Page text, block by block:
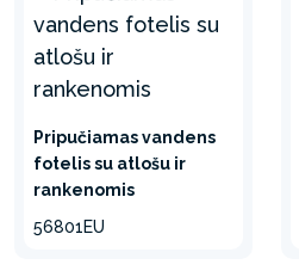
Pripučiamas vandens
fotelis su atlošu ir
rankenomis
56801EU